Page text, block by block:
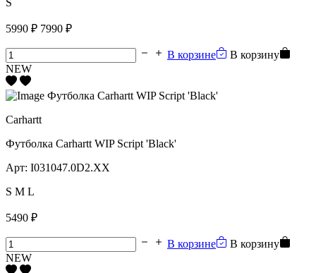
S
5990 ₽ 7990 ₽
В корзине
В корзину
NEW
Carhartt
Футболка Carhartt WIP Script 'Black'
Арт: I031047.0D2.XX
S M L
5490 ₽
В корзине
В корзину
NEW